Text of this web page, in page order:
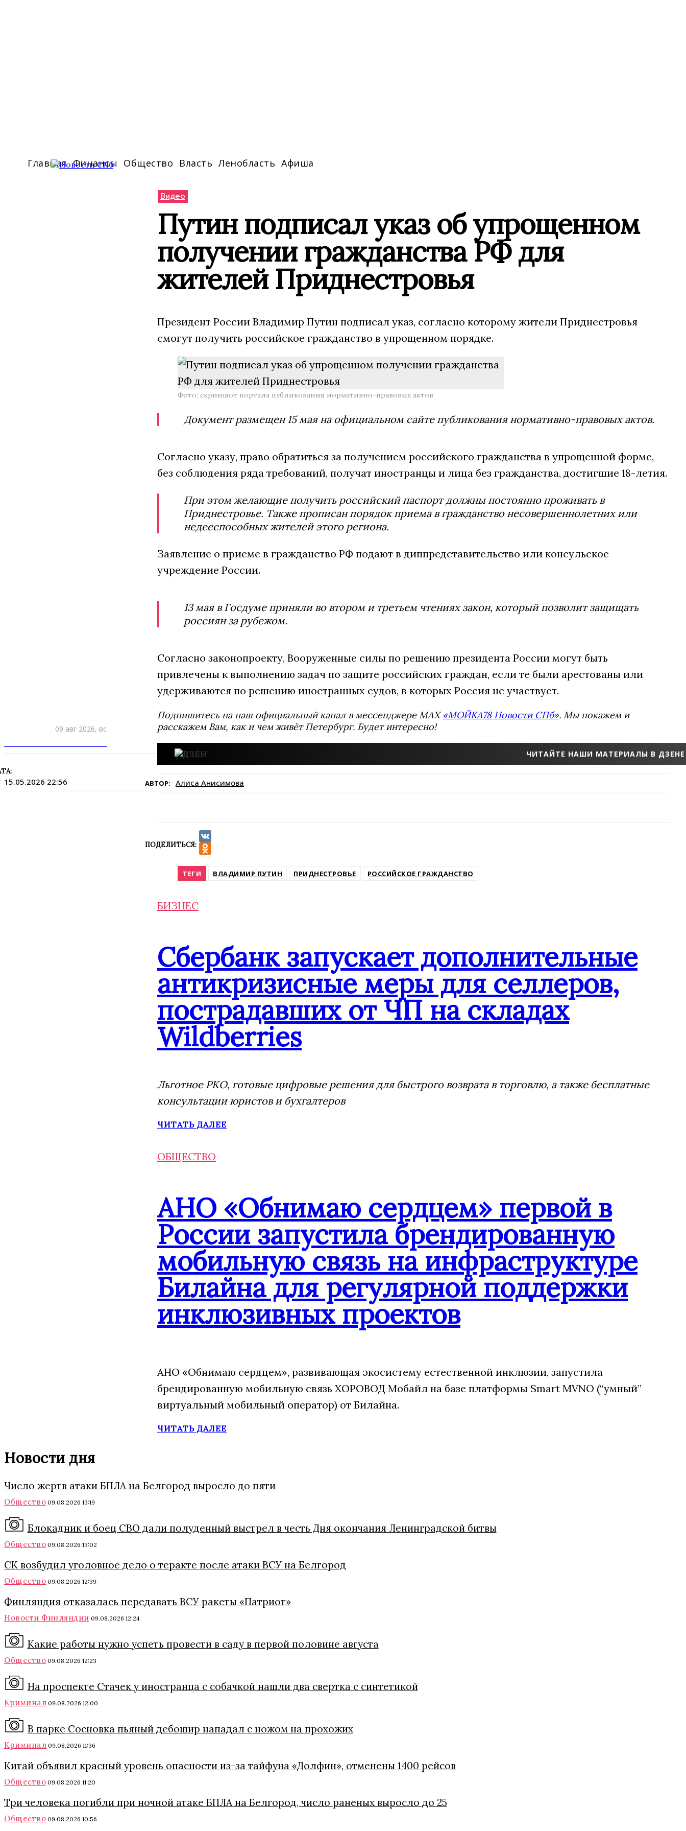
Главная Финансы Общество Власть Ленобласть Афиша
09 авг 2026, вс
15.05.2026 22:56
Видео
Путин подписал указ об упрощенном
получении гражданства РФ для
жителей Приднестровья
Президент России Владимир Путин подписал указ, согласно которому жители Приднестровья
смогут получить российское гражданство в упрощенном порядке.
Фото: скриншот портала публикования нормативно-правовых актов
Документ размещен 15 мая на официальном сайте публикования нормативно-правовых актов.
Согласно указу, право обратиться за получением российского гражданства в упрощенной форме,
без соблюдения ряда требований, получат иностранцы и лица без гражданства, достигшие 18-летия.
При этом желающие получить российский паспорт должны постоянно проживать в
Приднестровье. Также прописан порядок приема в гражданство несовершеннолетних или
недееспособных жителей этого региона.
Заявление о приеме в гражданство РФ подают в диппредставительство или консульское
учреждение России.
13 мая в Госдуме приняли во втором и третьем чтениях закон, который позволит защищать
россиян за рубежом.
Согласно законопроекту, Вооруженные силы по решению президента России могут быть
привлечены к выполнению задач по защите российских граждан, если те были арестованы или
удерживаются по решению иностранных судов, в которых Россия не участвует.
Подпишитесь на наш официальный канал в мессенджере MAX«МОЙКА78 Новости СПб». Мы покажем и
расскажем Вам, как и чем живёт Петербург. Будет интересно!
ЧИТАЙТЕ НАШИ МАТЕРИАЛЫ В ДЗЕНЕ
АВТОР: Алиса Анисимова
ПОДЕЛИТЬСЯ:
VK
ТЕГИ ВЛАДИМИР ПУТИН ПРИДНЕСТРОВЬЕ РОССИЙСКОЕ ГРАЖДАНСТВО
БИЗНЕС
Сбербанк запускает дополнительные
антикризисные меры для селлеров,
пострадавших от ЧП на складах
Wildberries
Льготное РКО, готовые цифровые решения для быстрого возврата в торговлю, а также бесплатные
консультации юристов и бухгалтеров
ЧИТАТЬ ДАЛЕЕ
ОБЩЕСТВО
АНО «Обнимаю сердцем» первой в
России запустила брендированную
мобильную связь на инфраструктуре
Билайна для регулярной поддержки
инклюзивных проектов
АНО «Обнимаю сердцем», развивающая экосистему естественной инклюзии, запустила
брендированную мобильную связь ХОРОВОД Мобайл на базе платформы Smart MVNO (“умный”
виртуальный мобильный оператор) от Билайна.
ЧИТАТЬ ДАЛЕЕ
Новости дня
Число жертв атаки БПЛА на Белгород выросло до пяти
Общество 09.08.2026 13:19
Блокадник и боец СВО дали полуденный выстрел в честь Дня окончания Ленинградской битвы
Общество 09.08.2026 13:02
СК возбудил уголовное дело о теракте после атаки ВСУ на Белгород
Общество 09.08.2026 12:39
Финляндия отказалась передавать ВСУ ракеты «Патриот»
Новости Финляндии 09.08.2026 12:24
Какие работы нужно успеть провести в саду в первой половине августа
Общество 09.08.2026 12:23
На проспекте Стачек у иностранца с собачкой нашли два свертка с синтетикой
Криминал 09.08.2026 12:00
В парке Сосновка пьяный дебошир нападал с ножом на прохожих
Криминал 09.08.2026 11:36
Китай объявил красный уровень опасности из-за тайфуна «Долфин», отменены 1400 рейсов
Общество 09.08.2026 11:20
Три человека погибли при ночной атаке БПЛА на Белгород, число раненых выросло до 25
Общество 09.08.2026 10:56